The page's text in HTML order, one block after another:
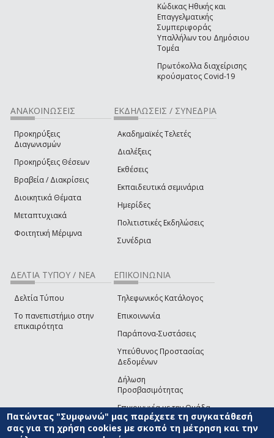
Κώδικας Ηθικής και
Επαγγελματικής
Συμπεριφοράς
Υπαλλήλων του Δημόσιου
Τομέα
Πρωτόκολλα διαχείρισης
κρούσματος Covid-19
ΑΝΑΚΟΙΝΩΣΕΙΣ
Προκηρύξεις
Διαγωνισμών
Προκηρύξεις Θέσεων
Βραβεία / Διακρίσεις
Διοικητικά Θέματα
Μεταπτυχιακά
Φοιτητική Μέριμνα
ΕΚΔΗΛΩΣΕΙΣ / ΣΥΝΕΔΡΙΑ
Ακαδημαϊκές Τελετές
Διαλέξεις
Εκθέσεις
Εκπαιδευτικά σεμινάρια
Ημερίδες
Πολιτιστικές Εκδηλώσεις
Συνέδρια
ΔΕΛΤΙΑ ΤΥΠΟΥ / ΝΕΑ
Δελτία Τύπου
Το πανεπιστήμιο στην
επικαιρότητα
ΕΠΙΚΟΙΝΩΝΙΑ
Τηλεφωνικός Κατάλογος
Επικοινωνία
Παράπονα-Συστάσεις
Υπεύθυνος Προστασίας
Δεδομένων
Δήλωση
Προσβασιμότητας
Επικοινωνία με την Ομάδα
Ανάπτυξης του site(link sends e-mail)
Πατώντας "Συμφωνώ" μας παρέχετε τη συγκατάθεσή
σας για τη χρήση cookies με σκοπό τη μέτρηση και την